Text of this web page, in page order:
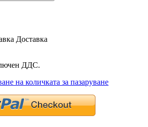
Доставка
ДДС.
на количката за пазаруване